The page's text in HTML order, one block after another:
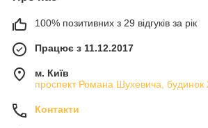
100% позитивних з 29 відгуків за рік
Працює з 11.12.2017
м. Київ
проспект Романа Шухевича, будинок
Контакти